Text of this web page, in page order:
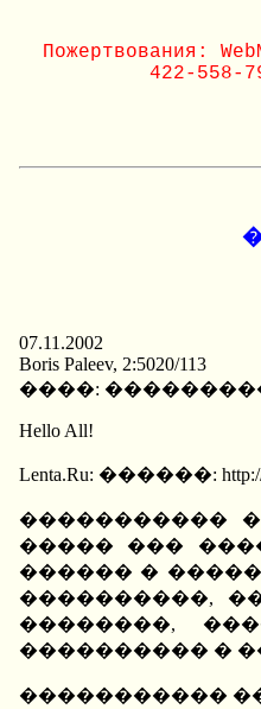
Пожертвования:
422-558-
07.11.2002
Boris Paleev, 2:5020/113
����:
Hello All!
Lenta.Ru: ������:
�����������
����� ���
������ �
����������,
��������,
���������� �
�����������